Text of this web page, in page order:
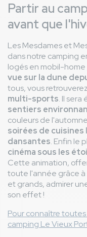
Partir au
avant que
Les Mesdames et
dans notre camping
logés en mobil-
vue sur la dune
tous, vous
multi-sports. Il
sentiers
couleurs de
soirées de
dansantes. Enfin le
cinéma sous les
Cette animation,
toute l'année grâce à
et grands, admirer
son effet !
Pour connaître
camping Le Vieux